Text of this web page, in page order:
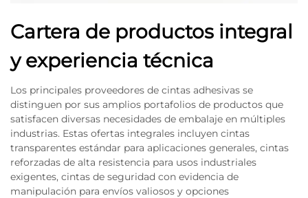
Cartera de productos integral
y experiencia técnica
Los principales proveedores de cintas adhesivas se
distinguen por sus amplios portafolios de productos que
satisfacen diversas necesidades de embalaje en múltiples
industrias. Estas ofertas integrales incluyen cintas
transparentes estándar para aplicaciones generales, cintas
reforzadas de alta resistencia para usos industriales
exigentes, cintas de seguridad con evidencia de
manipulación para envíos valiosos y opciones